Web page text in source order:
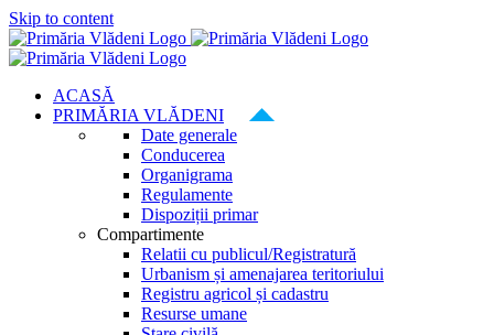
Skip to content
ACASĂ
PRIMĂRIA VLĂDENI
Date generale
Conducerea
Organigrama
Regulamente
Dispoziții primar
Compartimente
Relatii cu publicul/Registratură
Urbanism și amenajarea teritoriului
Registru agricol și cadastru
Resurse umane